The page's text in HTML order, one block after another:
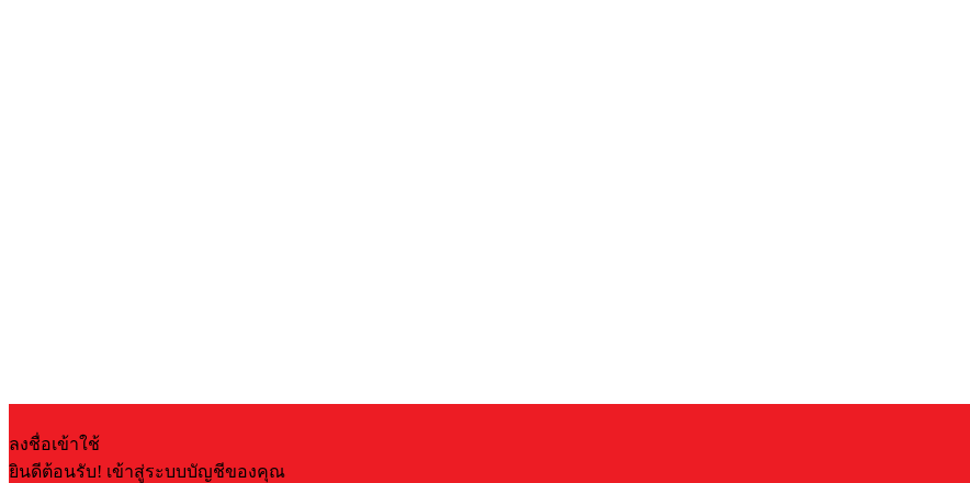
ลงชื่อเข้าใช้
ยินดีต้อนรับ! เข้าสู่ระบบบัญชีของคุณ